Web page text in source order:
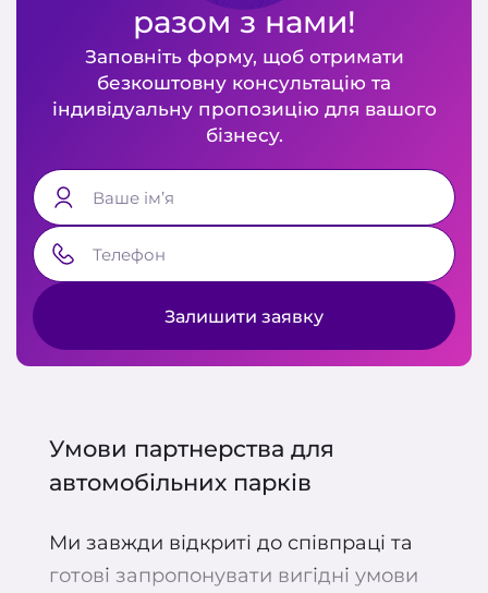
разом з нами!
Заповніть форму, щоб отримати
безкоштовну консультацію та
індивідуальну пропозицію для вашого
бізнесу.
Ваше ім’я
Телефон
Залишити заявку
Умови партнерства для
автомобільних парків
Ми завжди відкриті до співпраці та
готові запропонувати вигідні умови